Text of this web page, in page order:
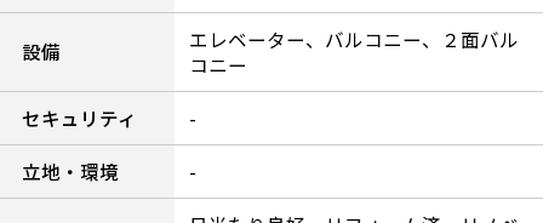
設備
エレベーター、バルコニー、２面バル
コニー
セキュリティ
-
立地・環境
-